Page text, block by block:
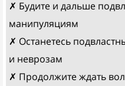
✗ Будите и дальше
манипуляциям
✗ Останетесь
и неврозам
✗ Продолжите ждать